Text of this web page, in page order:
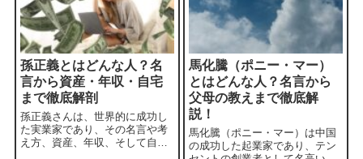
孫正義とはどんな人？名
言から資産・年収・自宅
まで徹底解剖
孫正義さんは、世界的に成功し
た実業家であり、その名言や考
え方、資産、年収、そして自宅
馬化騰（ポニー・マー）
とはどんな人？名言から
父母の教えまで徹底解
説！
馬化騰（ポニー・マー）は中国
の成功した起業家であり、テン